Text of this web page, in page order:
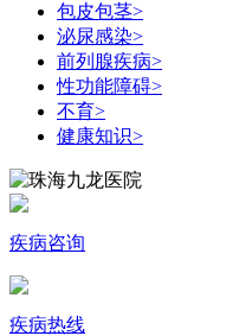
包皮包茎>
泌尿感染>
前列腺疾病>
性功能障碍>
不育>
健康知识>
疾病咨询
疾病热线